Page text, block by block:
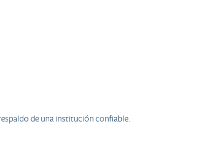
de una institución confiable.